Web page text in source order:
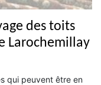
des toits
Larochemillay
qui peuvent être en